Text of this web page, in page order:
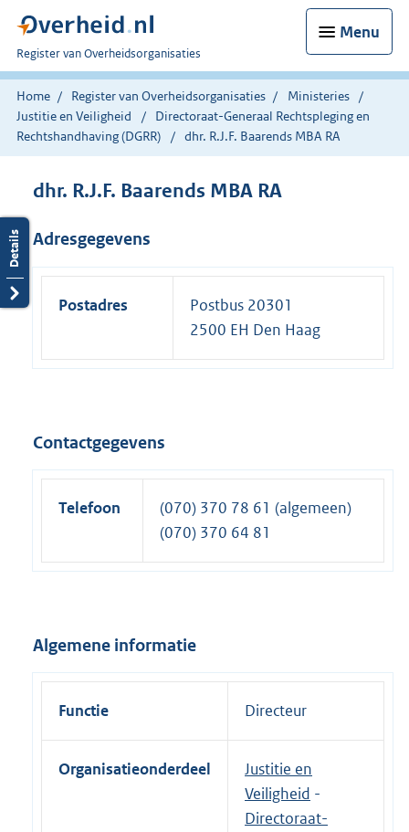
Menu
U
bent
nu
hier:
Register van Overheidsorganisaties
Home Register van Overheidsorganisaties
Ministeries
Justitie en Veiligheid
Directoraat-Generaal Rechtspleging en
Rechtshandhaving (DGRR)
dhr. R.J.F. Baarends MBA RA
dhr. R.J.F. Baarends MBA RA
Adresgegevens
Postadres
Postbus 20301
2500 EH Den Haag
Contactgegevens
Telefoon
(070) 370 78 61 (algemeen)
(070) 370 64 81
Algemene informatie
Functie Directeur
Organisatieonderdeel
Justitie en
Veiligheid -
Directoraat-